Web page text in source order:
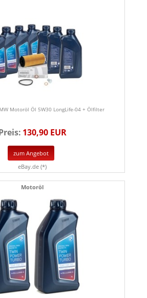
Motoröl Öl 5W30 LongLife-04 + Ölfilter
130,90 EUR
zum Angebot
eBay.de (*)
Motoröl